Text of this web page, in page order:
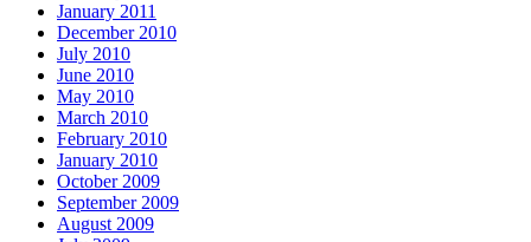
January 2011
December 2010
July 2010
June 2010
May 2010
March 2010
February 2010
January 2010
October 2009
September 2009
August 2009